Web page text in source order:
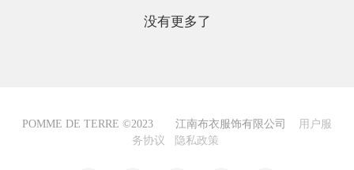
没有更多了
POMME DE TERRE ©2023 江南布衣服饰有限公司
用户服
务协议
隐私政策